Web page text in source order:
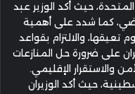
حيث أكد الوزير عبد
كما شدد على أهمية
والالتزام بقواعد
على ضرورة حل المنازعات
والاستقرار الإقليمي.
حيث أكد الوزيران